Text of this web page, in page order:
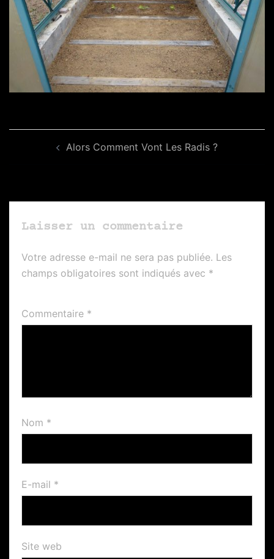
d’articleAlors Comment Vont Les Radis ?
Laisser un commentaire
Votre adresse e-mail ne sera pas publiée. Les
champs obligatoires sont indiqués avec *
Commentaire *
Nom *
E-mail *
Site web